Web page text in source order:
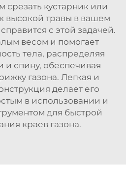
срезать кустарник или
высокой травы в вашем
с этой задачей.
весом и помогает
тела, распределяя
и спину, обеспечивая
газона. Легкая и
делает его
в использовании и
для быстрой
краев газона.